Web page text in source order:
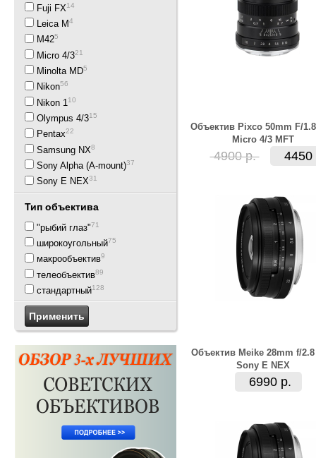
Fuji FX14
Leica M4
M425
Micro 4/321
Minolta MD5
Nikon56
Nikon 110
Olympus 4/315
Pentax22
Samsung NX8
Sony Alpha (A-mount)37
Sony E NEX31
Тип объектива
"рыбий глаз"71
широкоугольный75
макрообъектив9
телеобъектив89
стандартный128
Объектив Pixco 50mm F/
Micro 4/3 MFT
4900 р. 4450
Объектив Meike 28mm f/
Sony E NEX
6990 р.